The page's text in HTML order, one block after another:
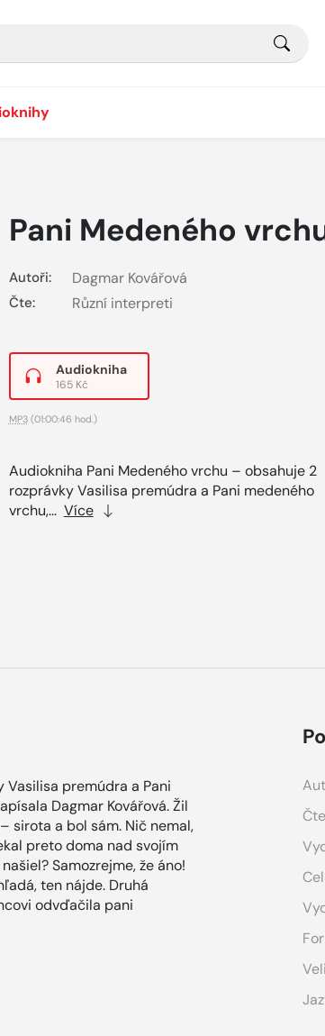
Pani Medeného
Autoři: Dagmar Kovářová
Čte: Různí interpreti
Audiokniha
165 Kč
MP3(01:00:46 hod.)
Audiokniha Pani Medeného vrchu – obsahuje 2
rozprávky Vasilisa premúdra a Pani medeného
vrchu,... Více
Vasilisa premúdra a Pani
Dagmar Kovářová. Žil
sirota a bol sám. Nič nemal,
preto doma nad svojím
Samozrejme, že áno!
ten nájde. Druhá
odvďačila pani